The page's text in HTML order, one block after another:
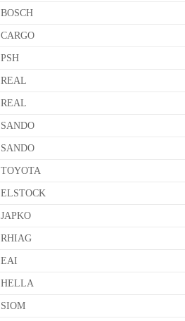
BOSCH
CARGO
PSH
REAL
REAL
SANDO
SANDO
TOYOTA
ELSTOCK
JAPKO
RHIAG
EAI
HELLA
SIOM